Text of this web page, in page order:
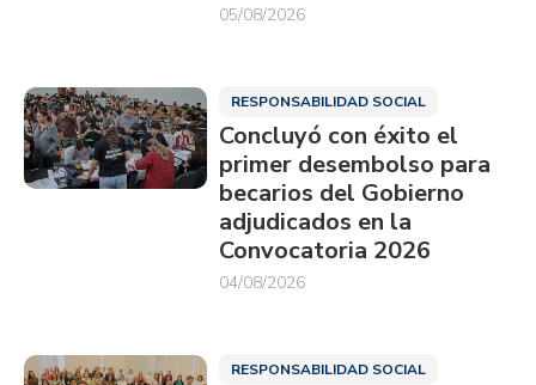
05/08/2026
RESPONSABILIDAD SOCIAL
Concluyó con éxito el
primer desembolso para
becarios del Gobierno
adjudicados en la
Convocatoria 2026
04/08/2026
RESPONSABILIDAD SOCIAL